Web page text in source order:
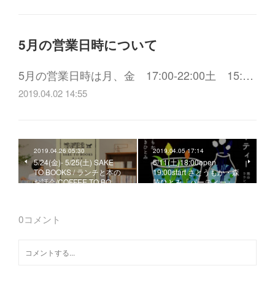
5月の営業日時について
5月の営業日時は月、金 17:00-22:00土 15:…
2019.04.02 14:55
2019.04.26 05:30
5/24(金)- 5/25(土) SAKE
TO BOOKS / ランチと本の
お話会/COFFEE TO BO…
2019.04.05 17:14
5/11(土)18:00open
19:00start さとうもか・森
脇ひとみ「パーティー」
0コメント